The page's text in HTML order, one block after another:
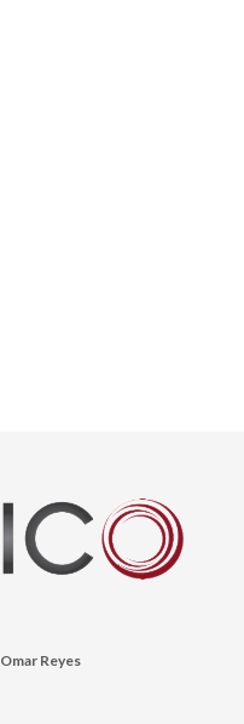
Omar Reyes